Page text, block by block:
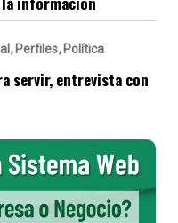
Perfiles Política
servir, entrevista con